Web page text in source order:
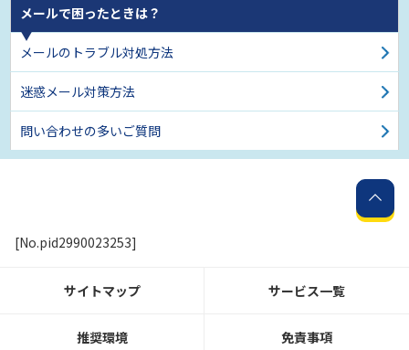
メールで困ったときは？
メールのトラブル対処方法
迷惑メール対策方法
問い合わせの多いご質問
[No.pid2990023253]
サイトマップ サービス一覧
推奨環境 免責事項